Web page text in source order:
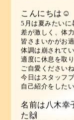
こんにちは☺️
5月は夏みたいに
差が激しく、体
皆さまいかがお
体調は崩されて
適度に休息を取
ご自愛ください
今日はスタッフ
自己紹介をした
名前は八木
た🙌